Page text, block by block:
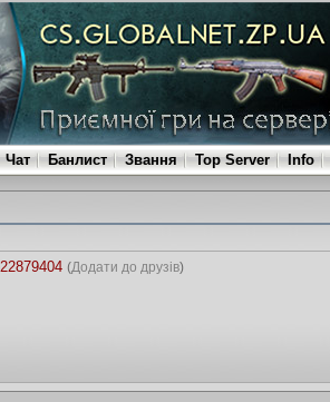
Чат Банлист Звання Top Server Info
(Додати до друзів)